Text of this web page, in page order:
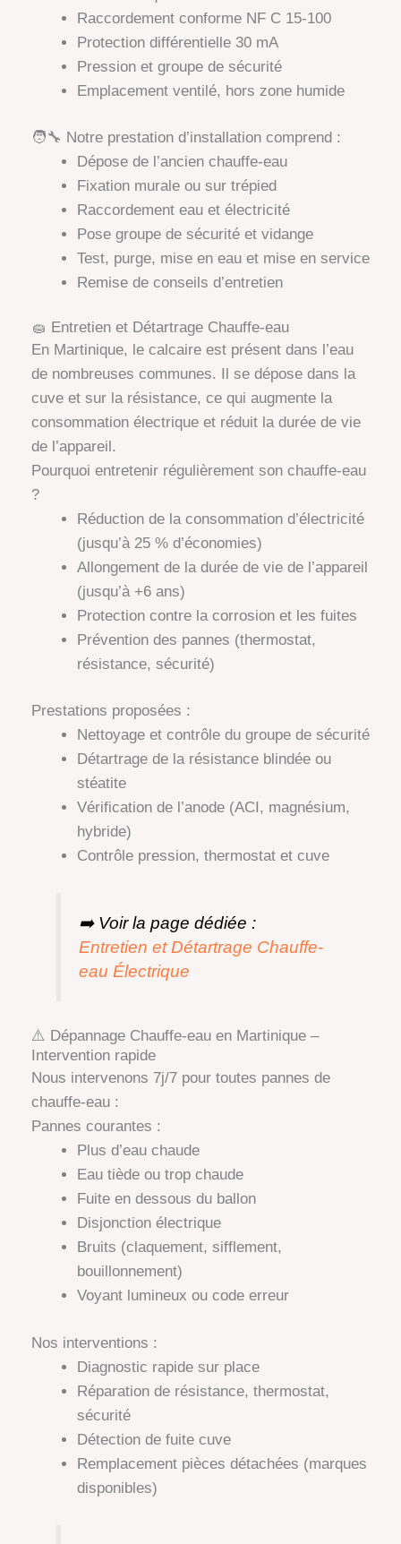
Raccordement conforme NF C 15-100
Protection différentielle 30 mA
Pression et groupe de sécurité
Emplacement ventilé, hors zone humide
🧑‍🔧 Notre prestation d’installation comprend :
Dépose de l’ancien chauffe-eau
Fixation murale ou sur trépied
Raccordement eau et électricité
Pose groupe de sécurité et vidange
Test, purge, mise en eau et mise en service
Remise de conseils d’entretien
🧽 Entretien et Détartrage Chauffe-eau
En Martinique, le calcaire est présent dans l’eau
de nombreuses communes. Il se dépose dans la
cuve et sur la résistance, ce qui augmente la
consommation électrique et réduit la durée de vie
de l’appareil.
Pourquoi entretenir régulièrement son chauffe-eau
?
Réduction de la consommation d’électricité
(jusqu’à 25 % d’économies)
Allongement de la durée de vie de l’appareil
(jusqu’à +6 ans)
Protection contre la corrosion et les fuites
Prévention des pannes (thermostat,
résistance, sécurité)
Prestations proposées :
Nettoyage et contrôle du groupe de sécurité
Détartrage de la résistance blindée ou
stéatite
Vérification de l’anode (ACI, magnésium,
hybride)
Contrôle pression, thermostat et cuve
➡️ Voir la page dédiée :
Entretien et Détartrage Chauffe-
eau Électrique
⚠️ Dépannage Chauffe-eau en Martinique –
Intervention rapide
Nous intervenons 7j/7 pour toutes pannes de
chauffe-eau :
Pannes courantes :
Plus d’eau chaude
Eau tiède ou trop chaude
Fuite en dessous du ballon
Disjonction électrique
Bruits (claquement, sifflement,
bouillonnement)
Voyant lumineux ou code erreur
Nos interventions :
Diagnostic rapide sur place
Réparation de résistance, thermostat,
sécurité
Détection de fuite cuve
Remplacement pièces détachées (marques
disponibles)